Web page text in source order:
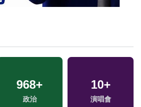
496+
健康及醫療
433+
財經及消費